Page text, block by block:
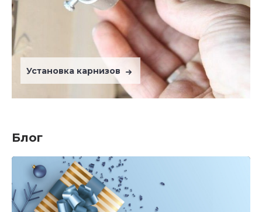
Установка карнизов
Блог